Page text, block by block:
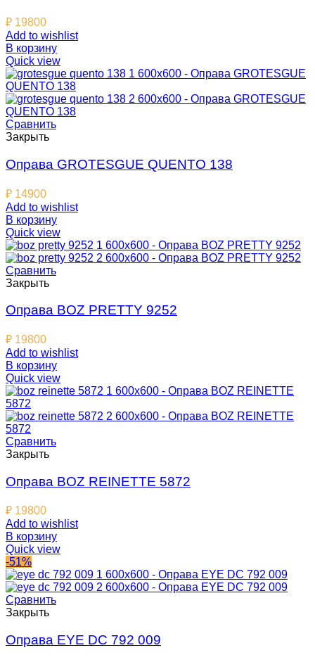
₽ 19800
Add to wishlist
В корзину
Quick view
Сравнить
Закрыть
Оправа GROTESGUE QUENTO 138
₽ 14900
Add to wishlist
В корзину
Quick view
Сравнить
Закрыть
Оправа BOZ PRETTY 9252
₽ 19800
Add to wishlist
В корзину
Quick view
Сравнить
Закрыть
Оправа BOZ REINETTE 5872
₽ 19800
Add to wishlist
В корзину
Quick view
-51%
Сравнить
Закрыть
Оправа EYE DC 792 009